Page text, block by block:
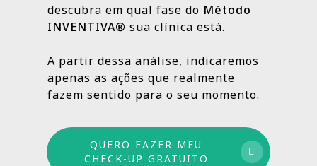
Por isso trabalhamos com um método
médio e longo prazo para garantir
crescimento sustentável.
descubra em qual fase do Método
INVENTIVA® sua clínica está.
A partir dessa análise, indicaremos
apenas as ações que realmente
fazem sentido para o seu momento.
QUERO FAZER MEU
CHECK-UP GRATUITO